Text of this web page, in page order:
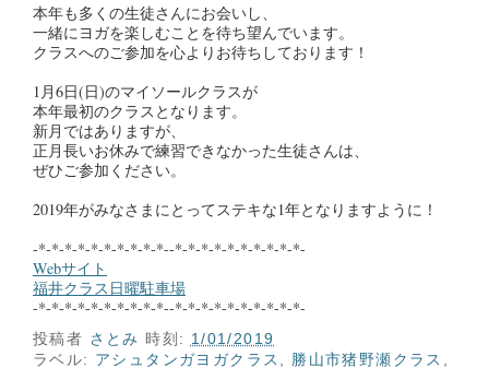
本年も多くの生徒さんにお会いし、
一緒にヨガを楽しむことを待ち望んでいます。
クラスへのご参加を心よりお待ちしております！
1月6日(日)のマイソールクラスが
本年最初のクラスとなります。
新月ではありますが、
正月長いお休みで練習できなかった生徒さんは、
ぜひご参加ください。
2019年がみなさまにとってステキな1年となりますように！
-*-*-*-*-*-*-*-*-*-*--*-*-*-*-*-*-*-*-*-*-
Webサイト
福井クラス日曜駐車場
-*-*-*-*-*-*-*-*-*-*--*-*-*-*-*-*-*-*-*-*-
投稿者 さとみ 時刻: 1/01/2019
ラベル: アシュタンガヨガクラス , 勝山市猪野瀬クラス ,